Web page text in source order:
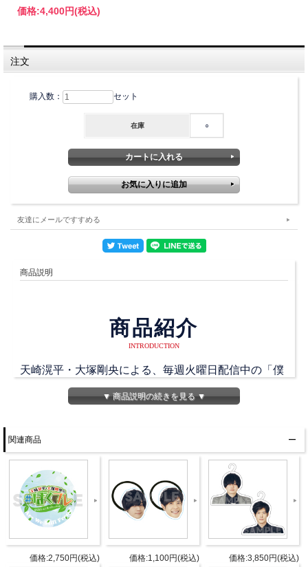
価格:4,400円(税込)
注文
購入数： セット
在庫 ○
友達にメールですすめる
商品説明
商品紹介
INTRODUCTION
天崎滉平・大塚剛央による、毎週火曜日配信中の「僕
たちもう、フレンドですよね？」DVDが発売決定で
獲った前提で祝勝会に飲むワインを山梨まで探しに行
く、気の早い企画です。
ワインの買い付けだけでなく、道すがらKAWAIIアクテ
ィビティも体験するので、お楽しみに♪
商品詳細
DETAIL
▼ 商品説明の続きを見る ▼
関連商品
価格:2,750円(税込) 価格:1,100円(税込) 価格:3,850円(税込)